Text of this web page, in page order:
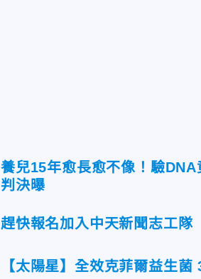
養兒15年愈長愈不像！驗
判決曝
趕快報名加入中天新聞志工
【太陽星】全效克菲爾益生